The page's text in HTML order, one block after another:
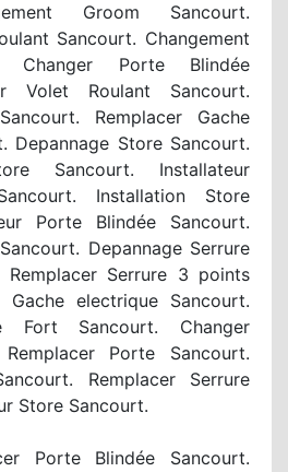
Groom Sancourt.
Sancourt. Changement
Changer Porte Blindée
Volet Roulant Sancourt.
Remplacer Gache
Depannage Store Sancourt.
Sancourt. Installateur
Installation Store
Porte Blindée Sancourt.
Depannage Serrure
Serrure 3 points
Gache electrique Sancourt.
Fort Sancourt. Changer
Porte Sancourt.
Remplacer Serrure
Store Sancourt.
Porte Blindée Sancourt.